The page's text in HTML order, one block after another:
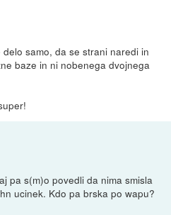
samo, da se strani naredi in
baze in ni nobenega dvojnega
pa s(m)o povedli da nima smisla
ucinek. Kdo pa brska po wapu?